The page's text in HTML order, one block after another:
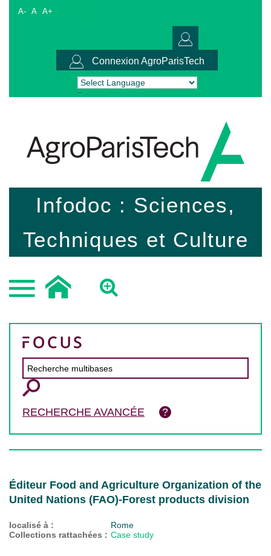
A- A A+
Connexion AgroParisTech
Powered by Translate
Infodoc : Sciences,
Techniques et Culture
RECHERCHE AVANCÉE
Éditeur Food and Agriculture Organization of the
United Nations (FAO)-Forest products division
localisé à :
Rome
Collections rattachées : Case study